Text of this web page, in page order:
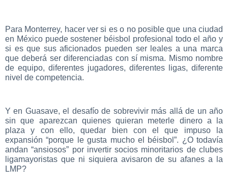
Para Monterrey, hacer ver si es o no posible que una ciudad
en México puede sostener béisbol profesional todo el año y
si es que sus aficionados pueden ser leales a una marca
que deberá ser diferenciadas con sí misma. Mismo nombre
de equipo, diferentes jugadores, diferentes ligas, diferente
nivel de competencia.
Y en Guasave, el desafío de sobrevivir más allá de un año
sin que aparezcan quienes quieran meterle dinero a la
plaza y con ello, quedar bien con el que impuso la
expansión “porque le gusta mucho el béisbol”. ¿O todavía
andan “ansiosos” por invertir socios minoritarios de clubes
ligamayoristas que ni siquiera avisaron de su afanes a la
LMP?